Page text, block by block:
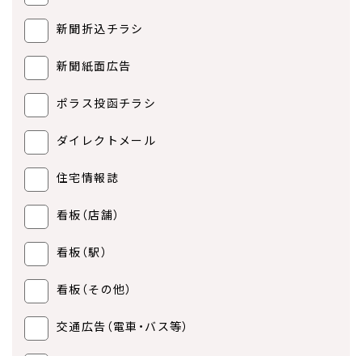
新聞折込チラシ
新聞紙面広告
ポラス投函チラシ
ダイレクトメール
住宅情報誌
看板（店舗）
看板（駅）
看板（その他）
交通広告（電車・バス等）